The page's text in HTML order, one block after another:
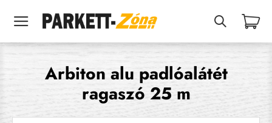
Arbiton alu padlóalátét
ragaszó 25 m